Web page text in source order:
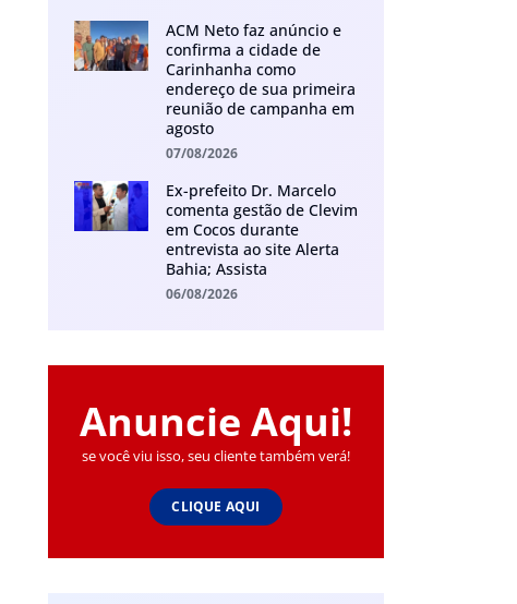
ACM Neto faz anúncio e
confirma a cidade de
Carinhanha como
endereço de sua primeira
reunião de campanha em
agosto
07/08/2026
Ex-prefeito Dr. Marcelo
comenta gestão de Clevim
em Cocos durante
entrevista ao site Alerta
Bahia; Assista
06/08/2026
Anuncie Aqui!
se você viu isso, seu cliente também verá!
CLIQUE AQUI